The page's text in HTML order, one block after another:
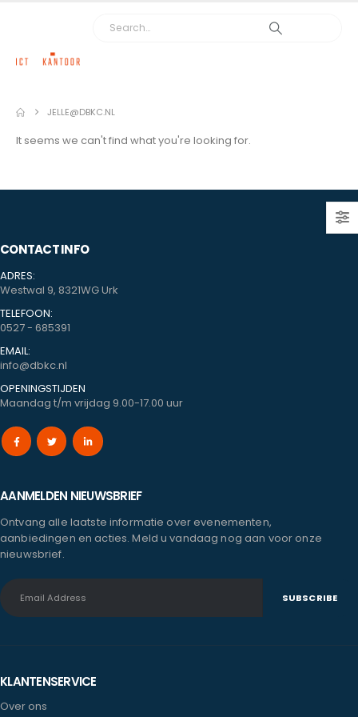
JELLE@DBKC.NL
It seems we can't find what you're looking for.
CONTACT INFO
ADRES:
Westwal 9, 8321WG Urk
TELEFOON:
0527 - 685391
EMAIL:
info@dbkc.nl
OPENINGSTIJDEN
Maandag t/m vrijdag 9.00-17.00 uur
AANMELDEN NIEUWSBRIEF
Ontvang alle laatste informatie over evenementen,
aanbiedingen en acties. Meld u vandaag nog aan voor onze
nieuwsbrief.
KLANTENSERVICE
Over ons